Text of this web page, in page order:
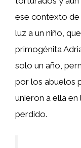
ese contexto de
luz a un niño,
primogénita
solo un año,
por los abuelos
unieron a ella
perdido.